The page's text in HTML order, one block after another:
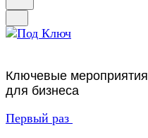
Ключевые мероприятия
для бизнеса
Первый раз